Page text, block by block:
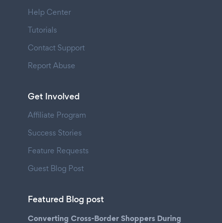
Help Center
Tutorials
Contact Support
Report Abuse
Get Involved
Affiliate Program
Success Stories
Feature Requests
Guest Blog Post
Featured Blog post
Converting Cross-Border Shoppers During